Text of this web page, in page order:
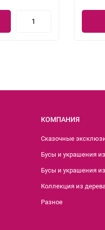
КОМПАНИЯ
Сказочные
Бусы и украшения
Бусы и украшения
Коллекция из
Разное